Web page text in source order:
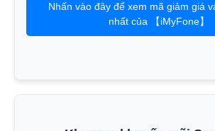
Nhấn vào đây để xem mã giảm giá
nhất của 【iMyFone】